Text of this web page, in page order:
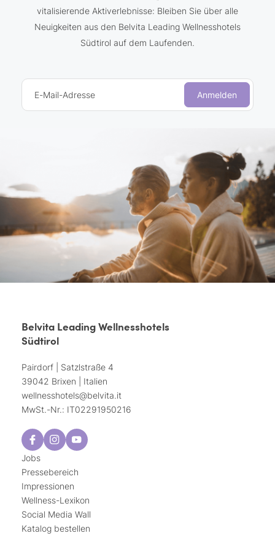
vitalisierende Aktiverlebnisse: Bleiben Sie über alle
Neuigkeiten aus den Belvita Leading Wellnesshotels
Südtirol auf dem Laufenden.
E-Mail-Adresse Anmelden
Belvita Leading Wellnesshotels
Südtirol
Pairdorf | Satzlstraße 4
39042 Brixen | Italien
wellnesshotels@belvita.it
MwSt.-Nr.: IT02291950216
Jobs
Pressebereich
Impressionen
Wellness-Lexikon
Social Media Wall
Katalog bestellen